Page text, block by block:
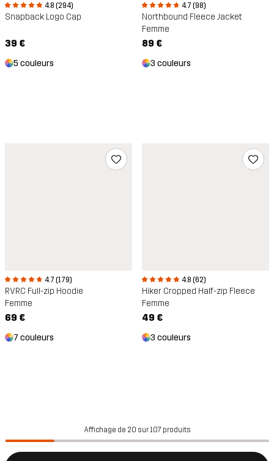
4.8 (294)
Snapback Logo Cap
39 €
5 couleurs
4.7 (98)
Northbound Fleece Jacket
Femme
89 €
3 couleurs
4.7 (179)
RVRC Full-zip Hoodie
Femme
69 €
7 couleurs
4.8 (62)
Hiker Cropped Half-zip Fleece
Femme
49 €
3 couleurs
Affichage de 20 sur 107 produits